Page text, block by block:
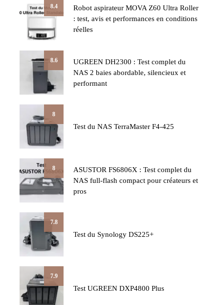
8.4
Robot aspirateur MOVA Z60 Ultra Roller
: test, avis et performances en conditions
réelles
8.6
UGREEN DH2300 : Test complet du
NAS 2 baies abordable, silencieux et
performant
8
Test du NAS TerraMaster F4-425
8
ASUSTOR FS6806X : Test complet du
NAS full-flash compact pour créateurs et
pros
7.8
Test du Synology DS225+
7.9
Test UGREEN DXP4800 Plus